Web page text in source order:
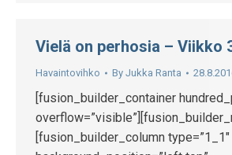
Vielä on perhosia – Viikko
Havaintovihko By Jukka Ranta
[fusion_builder_container
[fusion_builder_column type=”1_1″